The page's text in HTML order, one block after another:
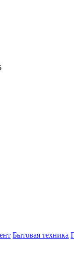
Бытовая техника